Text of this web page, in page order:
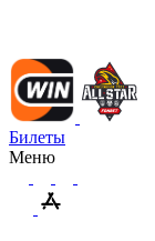
Билеты
Меню